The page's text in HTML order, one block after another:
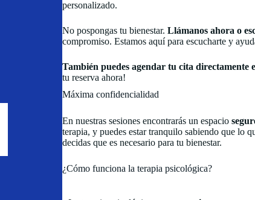
personalizado.
No pospongas tu bienestar.Llámanos ahora o
compromiso. Estamos aquí para escucharte y
También puedes agendar tu cita directamente
tu reserva ahora!
Máxima confidencialidad
En nuestras sesiones encontrarás un espacio
terapia, y puedes estar tranquilo sabiendo que lo
decidas que es necesario para tu bienestar.
¿Cómo funciona la terapia psicológica?